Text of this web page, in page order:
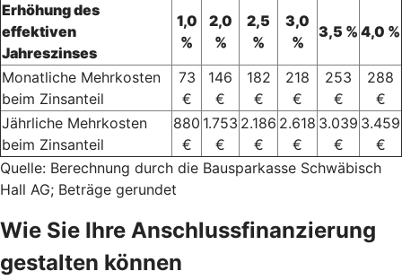
Erhöhung des
effektiven
Jahreszinses
1,0
%
2,0
%
2,5
%
3,0
%
3,5 % 4,0 %
Monatliche Mehrkosten
beim Zinsanteil
73
€
146
€
182
€
218
€
253
€
288
€
Jährliche Mehrkosten
beim Zinsanteil
880
€
1.753
€
2.186
€
2.618
€
3.039
€
3.459
€
Quelle: Berechnung durch die Bausparkasse Schwäbisch
Hall AG; Beträge gerundet
Wie Sie Ihre Anschlussfinanzierung
gestalten können